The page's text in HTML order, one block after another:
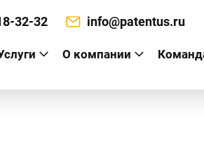
32-32 info@patentus.ru
О компании